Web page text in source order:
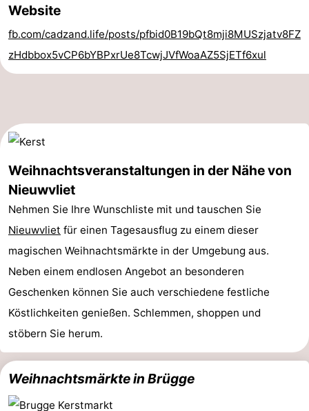
Schwimmbader
-
Surfen
-
Sportangeln
Haifischzähne
Seehunden
und
Veranstaltungen
Forum
Route
-
Website
fb.com/cadzand.life/posts/pfbid0B19bQt8mji8MUSzjatv8FZ
zHdbbox5vCP6bYBPxrUe8TcwjJVfWoaAZ5SjETf6xul
Weihnachtsveranstaltungen in der Nähe von
Nieuwvliet
Nehmen Sie Ihre Wunschliste mit und tauschen Sie
Nieuwvliet für einen Tagesausflug zu einem dieser
magischen Weihnachtsmärkte in der Umgebung aus.
Neben einem endlosen Angebot an besonderen
Geschenken können Sie auch verschiedene festliche
Köstlichkeiten genießen. Schlemmen, shoppen und
stöbern Sie herum.
Weihnachtsmärkte in Brügge